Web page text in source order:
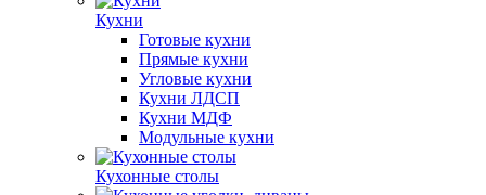
Кухни
Готовые кухни
Прямые кухни
Угловые кухни
Кухни ЛДСП
Кухни МДФ
Модульные кухни
Кухонные столы